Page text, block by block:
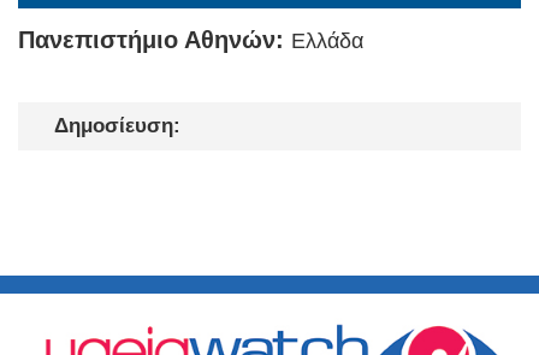
Πανεπιστήμιο Αθηνών: Ελλάδα
Δημοσίευση: